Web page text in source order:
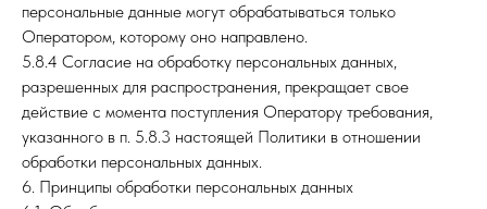
персональные данные могут обрабатываться только
Оператором, которому оно направлено.
5.8.4 Согласие на обработку персональных данных,
разрешенных для распространения, прекращает свое
действие с момента поступления Оператору требования,
указанного в п. 5.8.3 настоящей Политики в отношении
обработки персональных данных.
6. Принципы обработки персональных данных